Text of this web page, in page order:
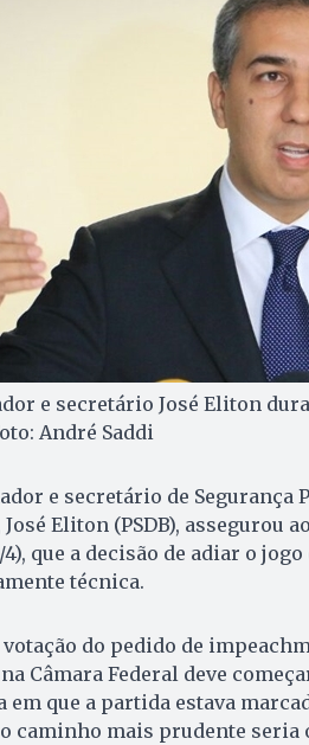
e secretário José Eliton
André Saddi
e secretário de Segurança
Eliton (PSDB), assegurou ao
que a decisão de adiar o
técnica.
votação do pedido de
Câmara Federal deve
em que a partida estava
caminho mais prudente seria